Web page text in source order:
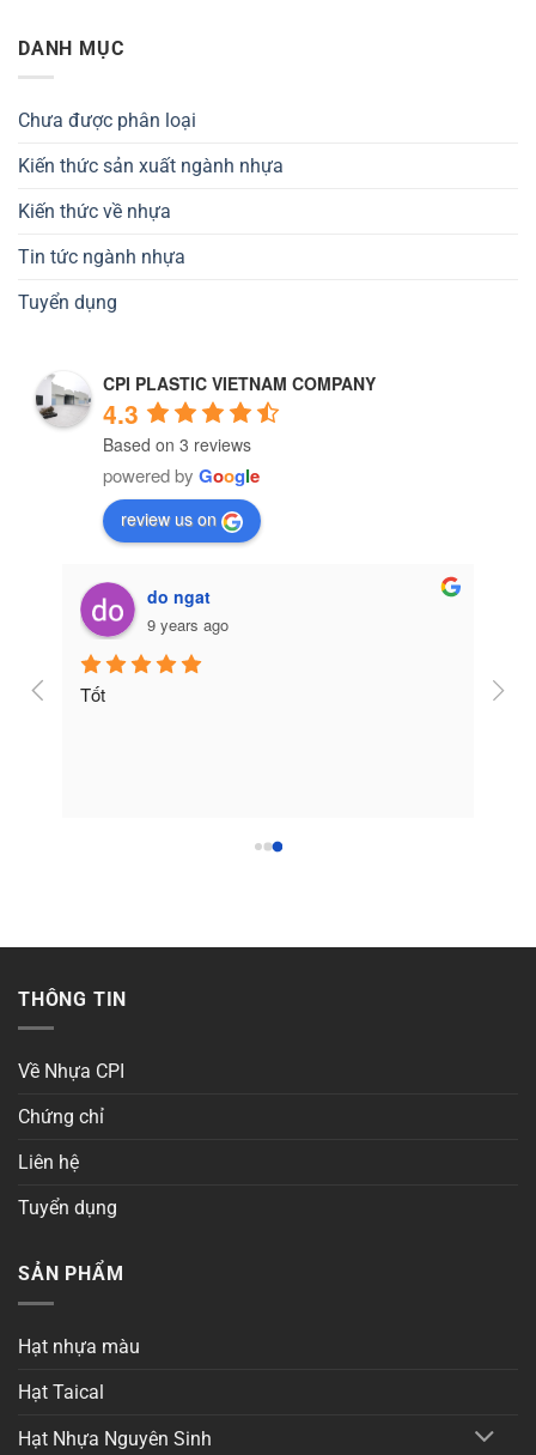
DANH MỤC
Chưa được phân loại
Kiến thức sản xuất ngành nhựa
Kiến thức về nhựa
Tin tức ngành nhựa
Tuyển dụng
CPI PLASTIC VIETNAM COMPANY
4.3
Based on 3 reviews
powered by Google
review us on
do ngat
9 years ago
Tốt
THÔNG TIN
Về Nhựa CPI
Chứng chỉ
Liên hệ
Tuyển dụng
SẢN PHẨM
Hạt nhựa màu
Hạt Taical
Hạt Nhựa Nguyên Sinh